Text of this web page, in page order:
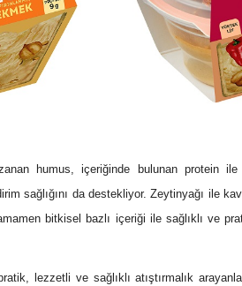
humus, içeriğinde bulunan protein
sağlığını da destekliyor. Zeytinyağı ile
bitkisel bazlı içeriği ile sağlıklı ve
lezzetli ve sağlıklı atıştırmalık